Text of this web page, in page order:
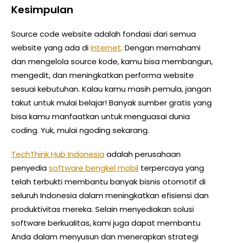
Kesimpulan
Source code website adalah fondasi dari semua
website yang ada diinternet. Dengan memahami
dan mengelola source kode, kamu bisa membangun,
mengedit, dan meningkatkan performa website
sesuai kebutuhan. Kalau kamu masih pemula, jangan
takut untuk mulai belajar! Banyak sumber gratis yang
bisa kamu manfaatkan untuk menguasai dunia
coding. Yuk, mulai ngoding sekarang.
TechThink Hub Indonesiaadalah perusahaan
penyediasoftware bengkel mobil terpercaya yang
telah terbukti membantu banyak bisnis otomotif di
seluruh Indonesia dalam meningkatkan efisiensi dan
produktivitas mereka. Selain menyediakan solusi
software berkualitas, kami juga dapat membantu
Anda dalam menyusun dan menerapkan strategi